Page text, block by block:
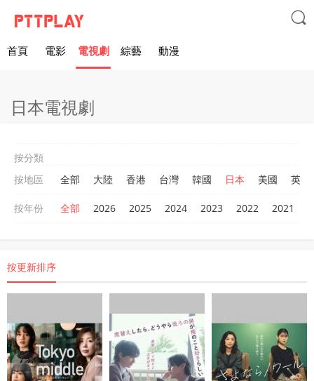

首頁 電影 電視劇 綜藝 動漫
日本電視劇
按分類
按地區
全部 大陸 香港 台灣 韓國 日本 美國 英國
按年份 全部 2026 2025 2024 2023 2022 2021
按更新排序